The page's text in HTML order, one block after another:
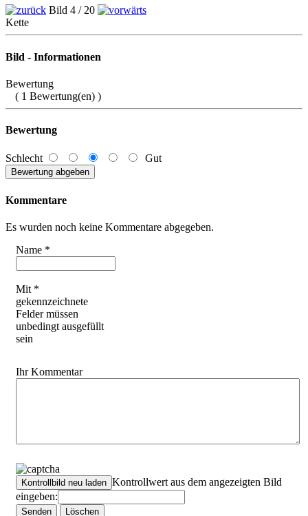
Bild 4 / 20
Kette
Bild - Informationen
Bewertung
( 1 Bewertung(en) )
Bewertung
Schlecht Gut
Kommentare
Es wurden noch keine Kommentare abgegeben.
Name *
Mit *
gekennzeichnete
Felder müssen
unbedingt ausgefüllt
sein
Ihr Kommentar
Kontrollwert aus dem angezeigten Bild
eingeben: